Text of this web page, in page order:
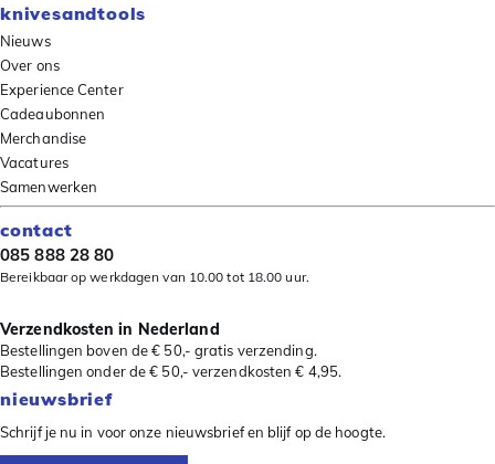
knivesandtools
Nieuws
Over ons
Experience Center
Cadeaubonnen
Merchandise
Vacatures
Samenwerken
contact
085 888 28 80
Bereikbaar op werkdagen van 10.00 tot 18.00 uur.
Verzendkosten in Nederland
Bestellingen boven de € 50,- gratis verzending.
Bestellingen onder de € 50,- verzendkosten € 4,95.
nieuwsbrief
Schrijf je nu in voor onze nieuwsbrief en blijf op de hoogte.